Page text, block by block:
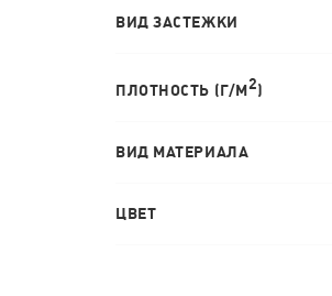
ВИД ЗАСТЕЖКИ
ПЛОТНОСТЬ (Г/М2)
ВИД МАТЕРИАЛА
ЦВЕТ